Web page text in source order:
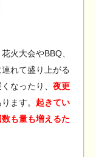
火大会やBBQ、
れて盛り上がる
なったり、 夜更
ます。 起きてい
も量も増えるた